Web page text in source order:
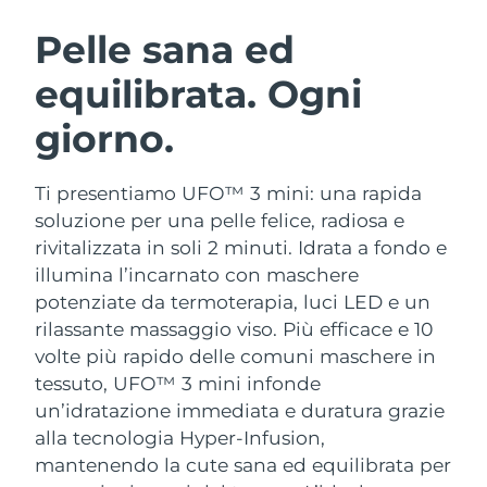
Pelle sana ed
equilibrata. Ogni
giorno.
Ti presentiamo UFO™ 3 mini: una rapida
soluzione per una pelle felice, radiosa e
rivitalizzata in soli 2 minuti. Idrata a fondo e
illumina l’incarnato con maschere
potenziate da termoterapia, luci LED e un
rilassante massaggio viso. Più efficace e 10
volte più rapido delle comuni maschere in
tessuto, UFO™ 3 mini infonde
un’idratazione immediata e duratura grazie
alla tecnologia Hyper-Infusion,
mantenendo la cute sana ed equilibrata per
Detersione viso
Anti-aging massage
LUNA™ 4 Plus
Massage, LED heating
LUNA™ 4 Men
For men, anti-aging massage
Microcurrent toning
BEAR™ 2 go
Microcurrent toning on-the-go
BEAR™ 2 eyes & lips
Microcurrent line smoothing device
Idratazione
UFO™ 3 pacchetto
Deep facial hydration
UFO™ 3 LED
Near-infrared and red light therapy
device
Igiene orale
issa™ 4
Hybrid silicone sonic toothbrush
issa™ 4 plus
Smart hybrid silicone sonic toothbrush
TRATTAMENTI ANTI-AGE FAQ™
Anti-age Trattamenti LED
NEW
Austria Consegna stimata
Bahrein Consegna stimata
Belgio
Bermuda Consegna stimata8/17/26
Bosnia ed
Erzegovina
Consegna stimata8/14/26
Brunei Consegna stimata 8/16/26
Bulgaria Consegna stimata8/11/26
Canada Consegna stimata8/15/26
Cile Consegna stimata8/15/26